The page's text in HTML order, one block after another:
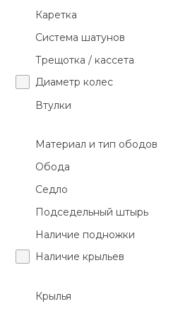
Каретка
Система шатунов
Трещотка / кассета
Диаметр колес
Втулки
Материал и тип ободов
Обода
Седло
Подседельный штырь
Наличие подножки
Наличие крыльев
Крылья